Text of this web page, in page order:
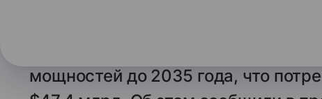
АСТАНА, 17 января. /ТАСС/.
мощностей до 2035 года, что